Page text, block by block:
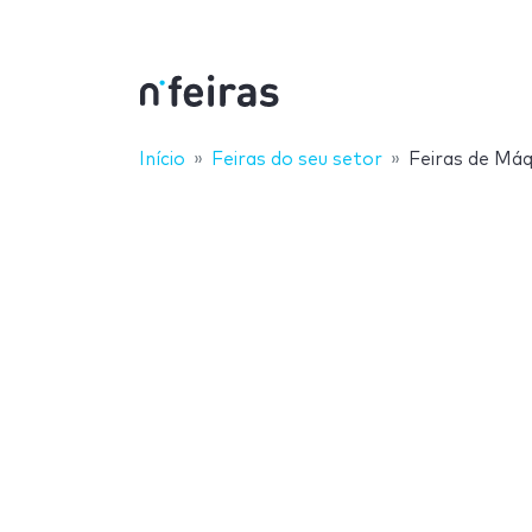
Início Feiras do seu setor Feiras de